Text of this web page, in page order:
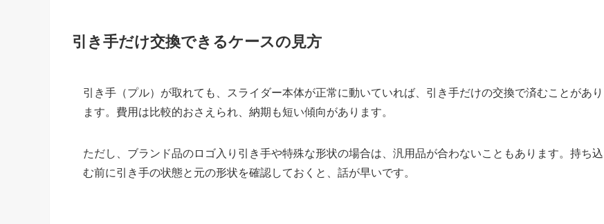
引き手だけ交換できるケースの見方
引き手（プル）が取れても、スライダー本体が正常に動いていれば、引き手だけの交換で済むことがあり
ます。費用は比較的おさえられ、納期も短い傾向があります。
ただし、ブランド品のロゴ入り引き手や特殊な形状の場合は、汎用品が合わないこともあります。持ち込
む前に引き手の状態と元の形状を確認しておくと、話が早いです。